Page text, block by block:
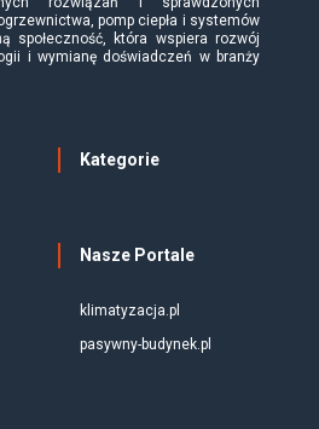
pomp ciepła i systemów
społeczność, która wspiera rozwój
i wymianę doświadczeń w branży
Kategorie
Nasze Portale
klimatyzacja.pl
pasywny-budynek.pl